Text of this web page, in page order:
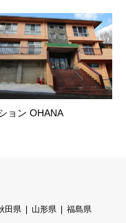
ョン OHANA
田県 山形県
福島県